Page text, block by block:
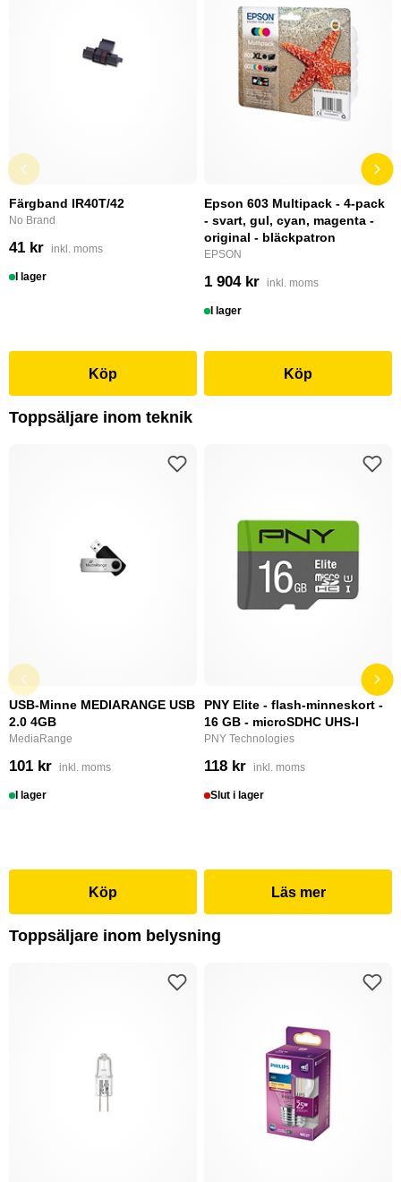
Färgband IR40T/42
No Brand
41 kr inkl. moms
I lager
Köp
Epson 603 Multipack - 4-pack
- svart, gul, cyan, magenta -
original - bläckpatron
EPSON
1 904 kr inkl. moms
I lager
Köp
Toppsäljare inom teknik
USB-Minne MEDIARANGE USB
2.0 4GB
MediaRange
101 kr inkl. moms
I lager
Köp
PNY Elite - flash-minneskort -
16 GB - microSDHC UHS-I
PNY Technologies
118 kr inkl. moms
Slut i lager
Läs mer
Toppsäljare inom belysning